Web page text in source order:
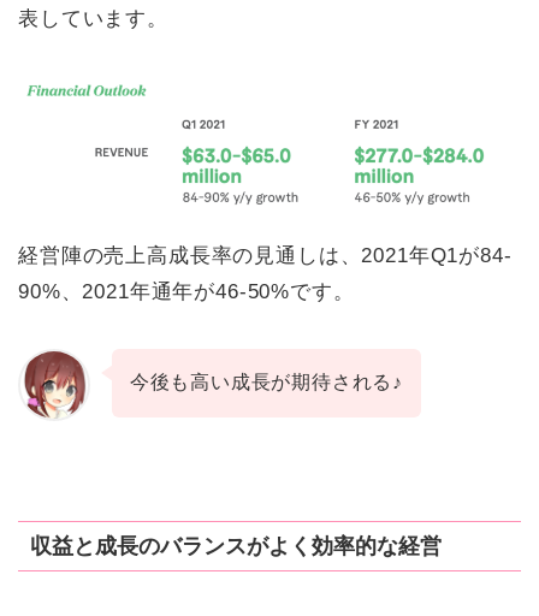
表しています。
経営陣の売上高成長率の見通しは、2021年Q1が84-
90%、2021年通年が46-50%です。
今後も高い成長が期待される♪
収益と成長のバランスがよく効率的な経営